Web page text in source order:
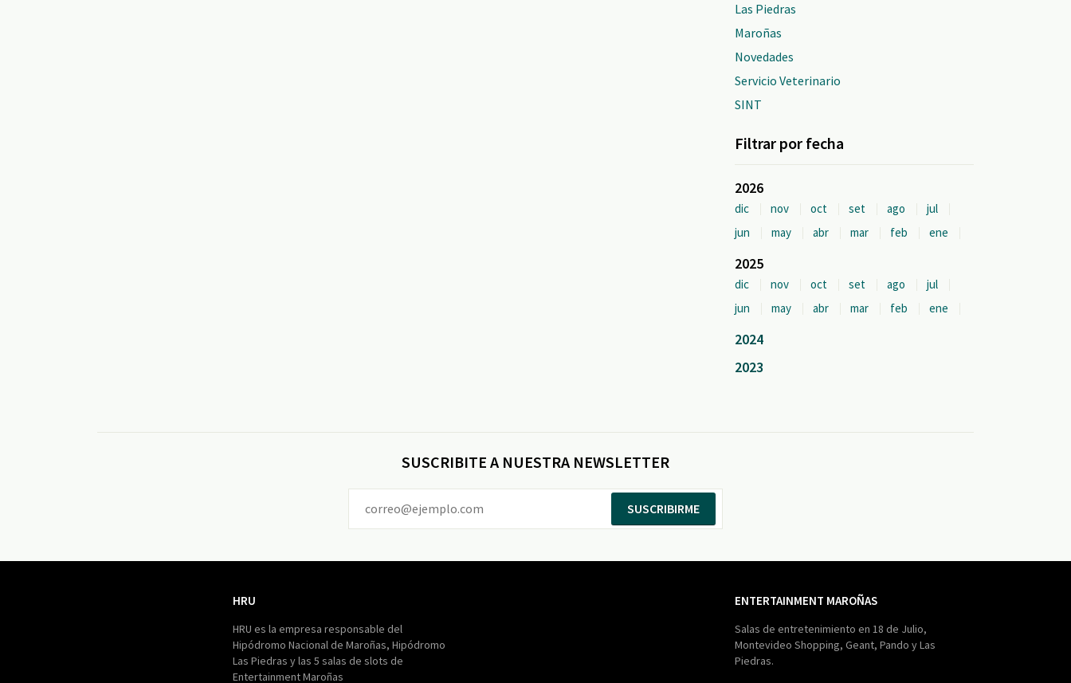
Las Piedras
Maroñas
Novedades
Servicio Veterinario
SINT
Filtrar por fecha
2026
dic nov oct set ago
jul
jun
may abr mar feb ene
2025
dic nov oct set ago
jul
jun
may abr mar feb ene
2024
2023
SUSCRIBITE A NUESTRA NEWSLETTER
SUSCRIBIRME
HRU
HRU es la empresa responsable del
Hipódromo Nacional de Maroñas, Hipódromo
Las Piedras y las 5 salas de slots de
Entertainment Maroñas
ENTERTAINMENT MAROÑAS
Salas de entretenimiento en 18 de Julio,
Montevideo Shopping, Geant, Pando y Las
Piedras.